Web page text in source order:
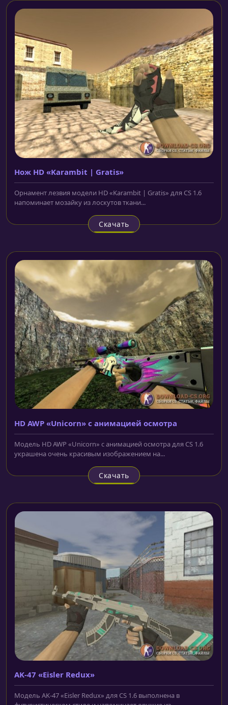
Нож HD «Karambit | Gratis»
Орнамент лезвия модели HD «Karambit | Gratis» для CS 1.6
напоминает мозайку из лоскутов ткани...
Скачать
HD AWP «Unicorn» с анимацией осмотра
Модель HD AWP «Unicorn» с анимацией осмотра для CS 1.6
украшена очень красивым изображением на...
Скачать
AK-47 «Eisler Redux»
Модель AK-47 «Eisler Redux» для CS 1.6 выполнена в